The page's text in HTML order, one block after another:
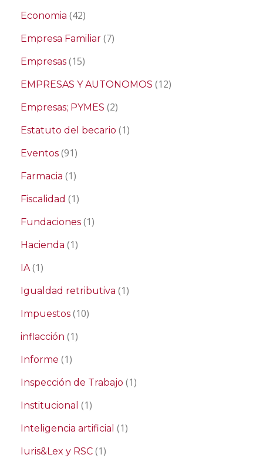
Economia (42)
Empresa Familiar (7)
Empresas (15)
EMPRESAS Y AUTONOMOS (12)
Empresas; PYMES (2)
Estatuto del becario (1)
Eventos (91)
Farmacia (1)
Fiscalidad (1)
Fundaciones (1)
Hacienda (1)
IA(1)
Igualdad retributiva (1)
Impuestos (10)
inflacción (1)
Informe (1)
Inspección de Trabajo (1)
Institucional (1)
Inteligencia artificial (1)
Iuris&Lex y RSC (1)